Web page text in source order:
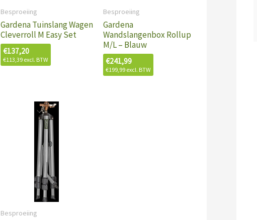
Besproeiing
Gardena Tuinslang Wagen
Cleverroll M Easy Set
€137,20
€113,39excl. BTW
Besproeiing
Gardena
Wandslangenbox Rollup
M/L – Blauw
€241,99
€199,99excl. BTW
Besproeiing